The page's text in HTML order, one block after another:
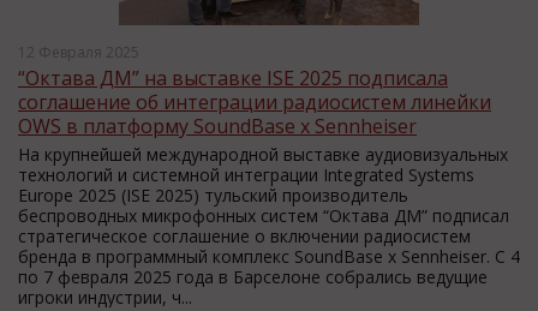
12 Февраля 2025
“Октава ДМ” на выставке ISE 2025 подписала
соглашение об интеграции радиосистем линейки
OWS в платформу SoundBase x Sennheiser
На крупнейшей международной выставке аудиовизуальных
технологий и системной интеграции Integrated Systems
Europe 2025 (ISE 2025) тульский производитель
беспроводных микрофонных систем “Октава ДМ” подписал
стратегическое соглашение о включении радиосистем
бренда в программный комплекс SoundBase x Sennheiser. С 4
по 7 февраля 2025 года в Барселоне собрались ведущие
игроки индустрии, ч...